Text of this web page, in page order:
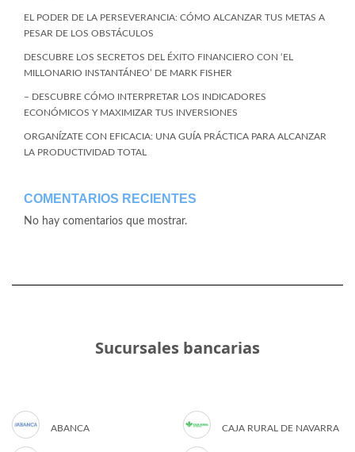
EL PODER DE LA PERSEVERANCIA: CÓMO ALCANZAR TUS METAS A
PESAR DE LOS OBSTÁCULOS
DESCUBRE LOS SECRETOS DEL ÉXITO FINANCIERO CON ‘EL
MILLONARIO INSTANTÁNEO’ DE MARK FISHER
– DESCUBRE CÓMO INTERPRETAR LOS INDICADORES
ECONÓMICOS Y MAXIMIZAR TUS INVERSIONES
ORGANÍZATE CON EFICACIA: UNA GUÍA PRÁCTICA PARA ALCANZAR
LA PRODUCTIVIDAD TOTAL
COMENTARIOS RECIENTES
No hay comentarios que mostrar.
Sucursales bancarias
ABANCA CAJA RURAL DE NAVARRA